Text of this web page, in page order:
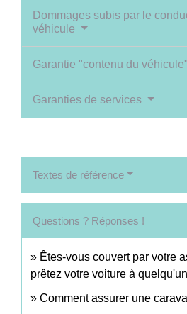
Dommages subis par le
véhicule
Garantie "contenu du véhicule"
Garanties de services
Textes de référence
Questions ? Réponses !
Êtes-vous couvert par votre
prêtez votre voiture à
Comment assurer une